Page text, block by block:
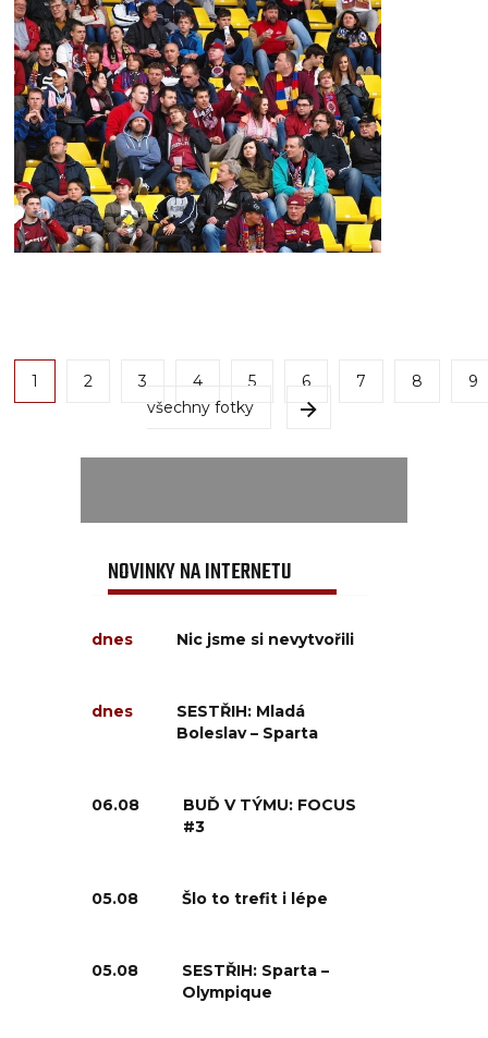
1 2 3 4 5 6 7 8
9
všechny fotky
NOVINKY NA INTERNETU
dnes Nic jsme si nevytvořili
dnes
SESTŘIH: Mladá
Boleslav – Sparta
06.08
BUĎ V TÝMU: FOCUS
#3
05.08 Šlo to trefit i lépe
05.08
SESTŘIH: Sparta –
Olympique